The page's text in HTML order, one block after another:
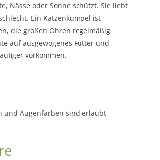
Nässe oder Sonne schützt. Sie liebt
Ein Katzenkumpel ist
die großen Ohren regelmäßig
auf ausgewogenes Futter und
vorkommen.
und Augenfarben sind erlaubt,